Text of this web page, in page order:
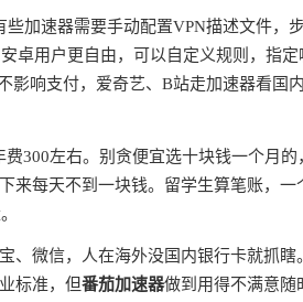
加速器需要手动配置VPN描述文件，步
卓用户更自由，可以自定义规则，指
响支付，爱奇艺、B站走加速器看国
300左右。别贪便宜选十块钱一个月的
来每天不到一块钱。留学生算笔账，
、微信，人在海外没国内银行卡就抓瞎。
标准，但番茄加速器做到用得不满意随